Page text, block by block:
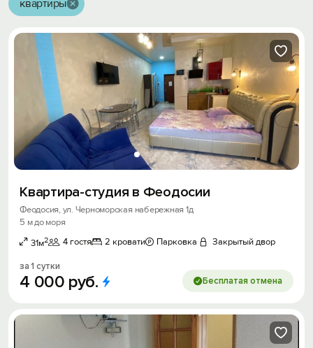
квартиры
Квартира-студия в Феодосии
Феодосия, ул. Черноморская набережная 1д
5 м до моря
31м2 4 гостя 2 кровати Парковка Закрытый двор
за 1 сутки
4 000 руб. Бесплатая отмена